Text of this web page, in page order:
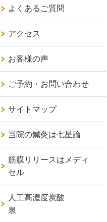
よくあるご質問
アクセス
お客様の声
ご予約・お問い合わせ
サイトマップ
当院の鍼灸は七星論
筋膜リリースはメディ
セル
人工高濃度炭酸
泉